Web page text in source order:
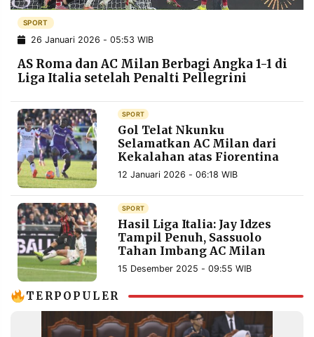
POLICY WARGA
INFORMASI
IKLAN
KIRIM
PENGADUAN TERM
OF
IKUTI
KAMI
©
PT.
RESOLUSI
PRAMUDITA
SPORT
26 Januari 2026 - 05:53 WIB
AS Roma dan AC Milan Berbagi Angka 1-1 di
Liga Italia setelah Penalti Pellegrini
SPORT
Gol Telat Nkunku
Selamatkan AC Milan dari
Kekalahan atas Fiorentina
12 Januari 2026 - 06:18 WIB
SPORT
Hasil Liga Italia: Jay Idzes
Tampil Penuh, Sassuolo
Tahan Imbang AC Milan
15 Desember 2025 - 09:55 WIB
TERPOPULER